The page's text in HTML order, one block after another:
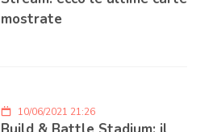
mostrate
10/06/2021 21:26